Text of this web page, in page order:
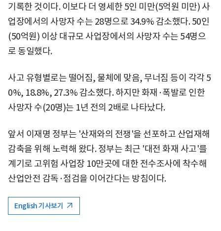
기록한 것이다. 이보다 더 영세한 5인 미만(5억원 미만) 사
업장에서의 사망자 수는 28명으로 34.9% 감소했다. 50인
(50억원) 이상 대규모 사업장에서의 사망자 수는 54명으
로 동일했다.
사고 유형별로는 떨어짐, 물체에 맞음, 무너짐 등이 각각 5
0%, 18.8%, 27.3% 감소했다. 하지만 화재·폭발로 인한
사망자 수(20명)는 1년 전의 2배로 나타났다.
앞서 이재명 정부는 '산재와의 전쟁'을 선포하고 산업재해
감축을 위해 노력해 왔다. 정부는 최근 '대전 화재 사고'를
계기로 고위험 사업장 10만곳에 대한 전수조사에 착수해
산업안전 감독·점검을 이어간다는 방침이다.
English 기사보기